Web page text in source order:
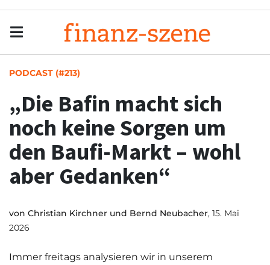
PODCAST (#213)
„Die Bafin macht sich
noch keine Sorgen um
den Baufi-Markt – wohl
aber Gedanken“
von Christian Kirchner und Bernd Neubacher, 15. Mai
2026
Immer freitags analysieren wir in unserem